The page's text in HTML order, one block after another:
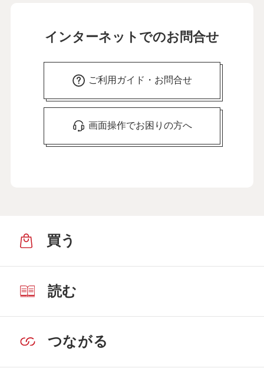
インターネットでのお問合せ
ご利用ガイド・お問合せ
画面操作でお困りの方へ
買う
読む
つながる